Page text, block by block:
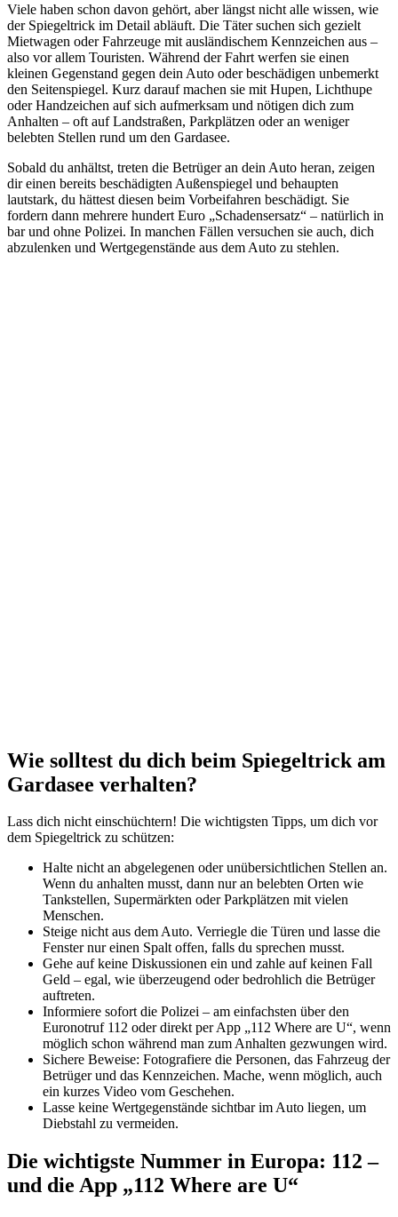
Viele haben schon davon gehört, aber längst nicht alle wissen, wie
der Spiegeltrick im Detail abläuft. Die Täter suchen sich gezielt
Mietwagen oder Fahrzeuge mit ausländischem Kennzeichen aus –
also vor allem Touristen. Während der Fahrt werfen sie einen
kleinen Gegenstand gegen dein Auto oder beschädigen unbemerkt
den Seitenspiegel. Kurz darauf machen sie mit Hupen, Lichthupe
oder Handzeichen auf sich aufmerksam und nötigen dich zum
Anhalten – oft auf Landstraßen, Parkplätzen oder an weniger
belebten Stellen rund um den Gardasee.
Sobald du anhältst, treten die Betrüger an dein Auto heran, zeigen
dir einen bereits beschädigten Außenspiegel und behaupten
lautstark, du hättest diesen beim Vorbeifahren beschädigt. Sie
fordern dann mehrere hundert Euro „Schadensersatz“ – natürlich in
bar und ohne Polizei. In manchen Fällen versuchen sie auch, dich
abzulenken und Wertgegenstände aus dem Auto zu stehlen.
Wie solltest du dich beim Spiegeltrick am
Gardasee verhalten?
Lass dich nicht einschüchtern! Die wichtigsten Tipps, um dich vor
dem Spiegeltrick zu schützen:
Halte nicht an abgelegenen oder unübersichtlichen Stellen an.
Wenn du anhalten musst, dann nur an belebten Orten wie
Tankstellen, Supermärkten oder Parkplätzen mit vielen
Menschen.
Steige nicht aus dem Auto. Verriegle die Türen und lasse die
Fenster nur einen Spalt offen, falls du sprechen musst.
Gehe auf keine Diskussionen ein und zahle auf keinen Fall
Geld – egal, wie überzeugend oder bedrohlich die Betrüger
auftreten.
Informiere sofort die Polizei – am einfachsten über den
Euronotruf 112 oder direkt per App „112 Where are U“, wenn
möglich schon während man zum Anhalten gezwungen wird.
Sichere Beweise: Fotografiere die Personen, das Fahrzeug der
Betrüger und das Kennzeichen. Mache, wenn möglich, auch
ein kurzes Video vom Geschehen.
Lasse keine Wertgegenstände sichtbar im Auto liegen, um
Diebstahl zu vermeiden.
Die wichtigste Nummer in Europa: 112 –
und die App „112 Where are U“